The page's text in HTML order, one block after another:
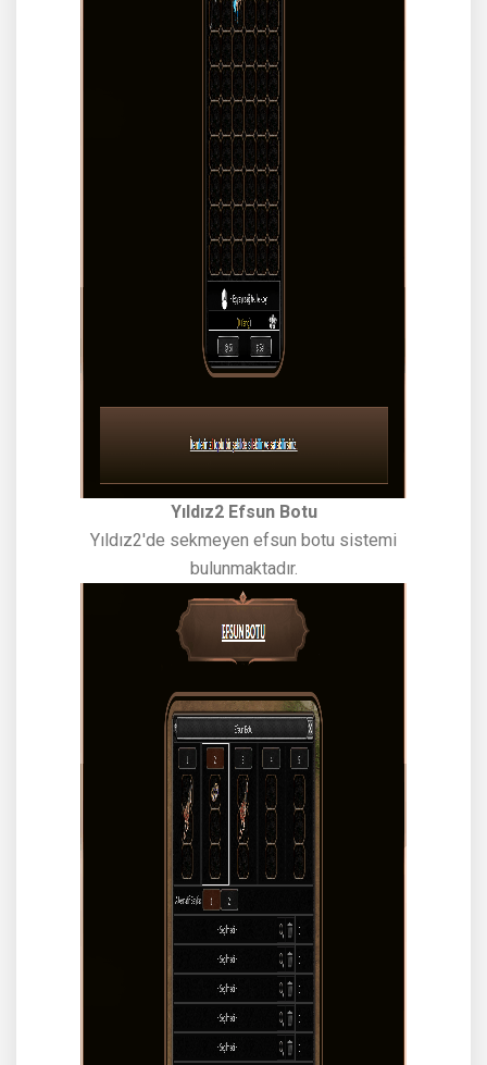
Yıldız2 Efsun Botu
Yıldız2'de sekmeyen efsun botu sistemi
bulunmaktadır.